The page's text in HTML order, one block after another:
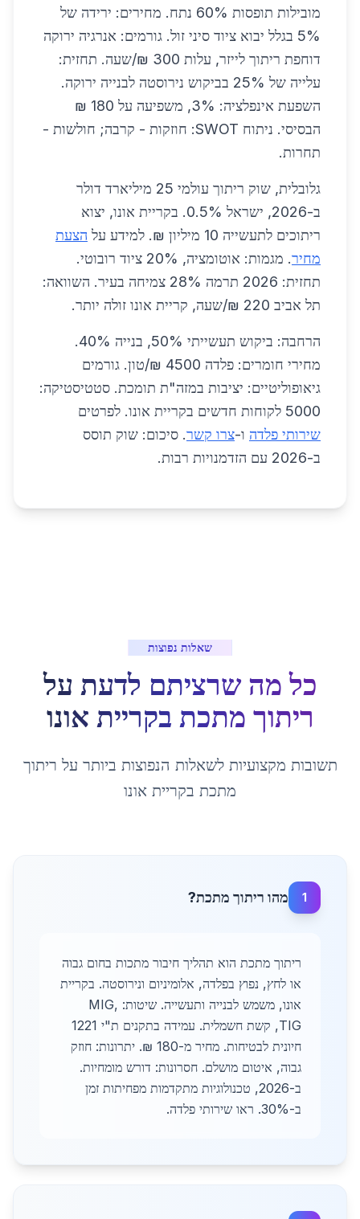
מובילות תופסות 60% נתח. מחירים: ירידה של
5% בגלל יבוא ציוד סיני זול. גורמים: אנרגיה ירוקה
דוחפת ריתוך לייזר, עלות 300 ₪/שעה. תחזית:
עלייה של 25% בביקוש נירוסטה לבנייה ירוקה.
השפעת אינפלציה: 3%, משפיעה על 180 ₪
הבסיסי. ניתוח SWOT: חוזקות - קרבה; חולשות -
תחרות.
גלובלית, שוק ריתוך עולמי 25 מיליארד דולר
ב-2026, ישראל 0.5%. בקריית אונו, יצוא
ריתוכים לתעשייה 10 מיליון ₪. למידע על
הצעת
מחיר
. מגמות: אוטומציה, 20% ציוד רובוטי.
תחזית: 2026 תרמה 28% צמיחה בעיר. השוואה:
תל אביב 220 ₪/שעה, קריית אונו זולה יותר.
הרחבה: ביקוש תעשייתי 50%, בנייה 40%.
מחירי חומרים: פלדה 4500 ₪/טון. גורמים
גיאופוליטיים: יציבות במזה"ת תומכת. סטטיסטיקה:
5000 לקוחות חדשים בקריית אונו. לפרטים
שירותי פלדה ו-צרו קשר. סיכום: שוק תוסס
ב-2026 עם הזדמנויות רבות.
שאלות נפוצות
כל מה שרציתם לדעת על
ריתוך מתכת בקריית אונו
תשובות מקצועיות לשאלות הנפוצות ביותר על ריתוך
מתכת בקריית אונו
1 מהו ריתוך מתכת?
ריתוך מתכת הוא תהליך חיבור מתכות בחום גבוה
או לחץ, נפוץ בפלדה, אלומיניום ונירוסטה. בקריית
אונו, משמש לבנייה ותעשייה. שיטות: MIG,
TIG, קשת חשמלית. עמידה בתקנים ת"י 1221
חיונית לבטיחות. מחיר מ-180 ₪. יתרונות: חוזק
גבוה, איטום מושלם. חסרונות: דורש מומחיות.
ב-2026, טכנולוגיות מתקדמות מפחיתות זמן
ב-30%. ראו שירותי פלדה.